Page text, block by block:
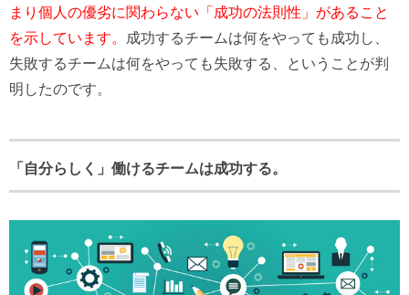
まり個人の優劣に関わらない「成功の法則性」があること
を示しています。
成功するチームは何をやっても成功し、
失敗するチームは何をやっても失敗する、ということが判
明したのです。
「自分らしく」働けるチームは成功する。